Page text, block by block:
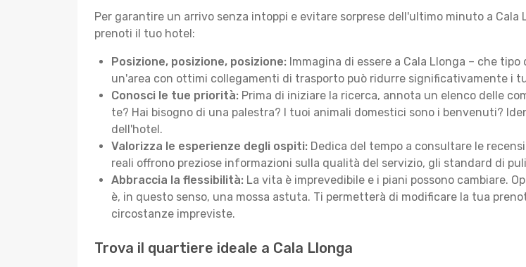
Per garantire un arrivo senza intoppi e evitare sorprese dell'ultimo minuto a
prenoti il tuo hotel:
Posizione, posizione, posizione: Immagina di essere a Cala Llonga – che
un'area con ottimi collegamenti di trasporto può ridurre significativamente i
Conosci le tue priorità: Prima di iniziare la ricerca, annota un elenco delle
te? Hai bisogno di una palestra? I tuoi animali domestici sono i benvenuti?
dell'hotel.
Valorizza le esperienze degli ospiti: Dedica del tempo a consultare le
reali offrono preziose informazioni sulla qualità del servizio, gli standard di
Abbraccia la flessibilità: La vita è imprevedibile e i piani possono cambiare.
è, in questo senso, una mossa astuta. Ti permetterà di modificare la tua
circostanze impreviste.
Trova il quartiere ideale a Cala Llonga